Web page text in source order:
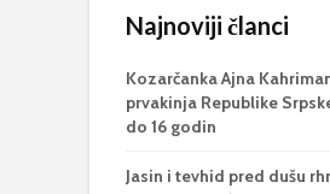
Najnoviji članci
Kozarčanka Ajna
prvakinja Republike
do 16 godin
Jasin i tevhid pred dušu